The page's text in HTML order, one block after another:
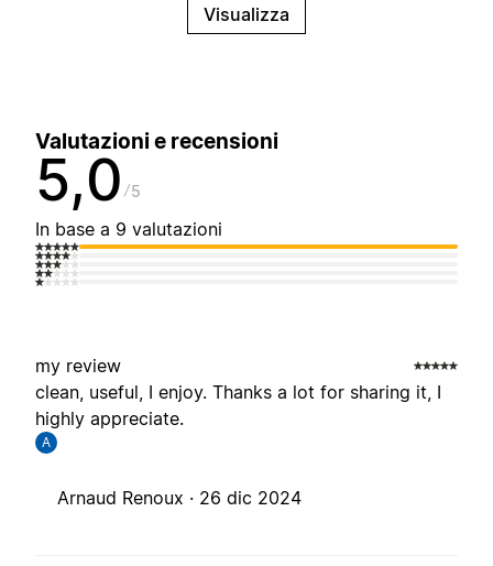
Visualizza
Valutazioni e recensioni
5,0 5
In base a 9 valutazioni
my review
clean, useful, I enjoy. Thanks a lot for sharing it, I
highly appreciate.
A
Arnaud Renoux · 26 dic 2024